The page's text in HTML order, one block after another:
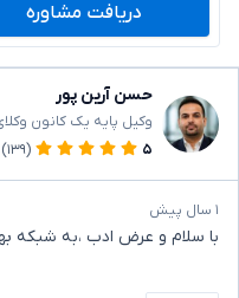
دریافت مشاوره
حسن آرین پور
وکیل پایه یک کانون
۵
(۱۳۹)
۱ سال پیش
با سلام و عرض ادب ،به شبکه